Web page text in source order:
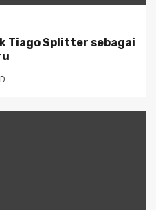
Tiago Splitter sebagai